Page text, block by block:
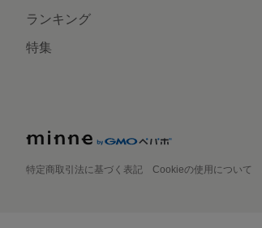
ランキング
特集
特定商取引法に基づく表記 Cookieの使用について